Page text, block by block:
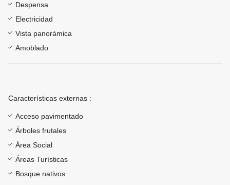
Despensa
Electricidad
Vista panorámica
Amoblado
Características externas :
Acceso pavimentado
Árboles frutales
Área Social
Áreas Turísticas
Bosque nativos